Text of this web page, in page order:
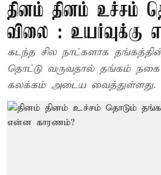
தினம் தினம் உச்சம்
விலை : உயர்வுக்கு
கடந்த சில நாட்களாக
தொட்டு வருவதால் தங்கம்
கலக்கம் அடைய வைத்துள்ளது.